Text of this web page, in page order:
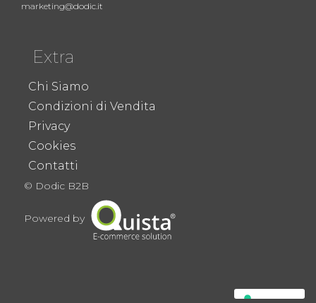
marketing@dodic.it
Extra
Chi Siamo
Condizioni di Vendita
Privacy
Cookies
Contatti
© Dodic B2B
Powered by